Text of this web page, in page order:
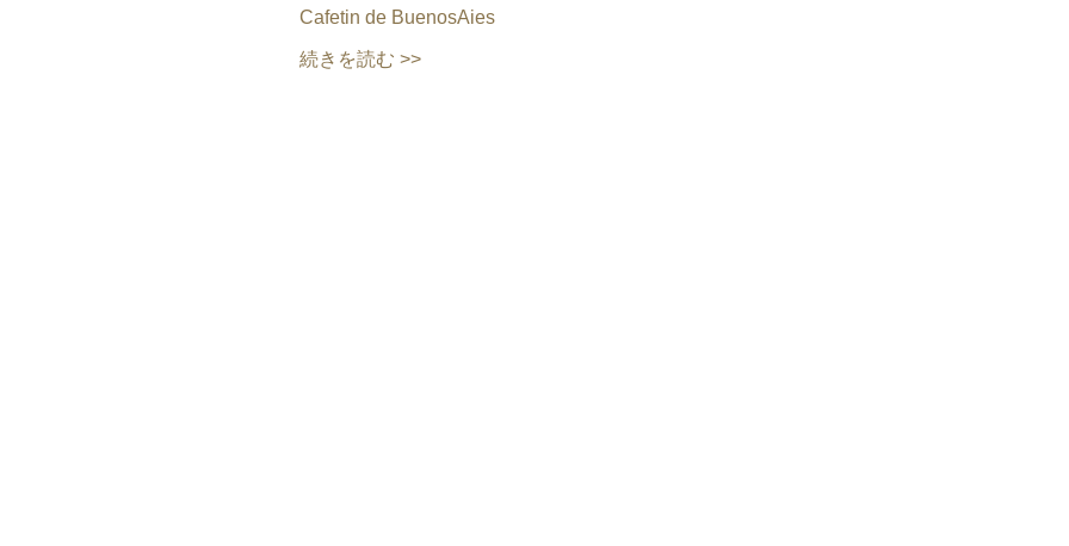
Cafetin de BuenosAies
続きを読む >>